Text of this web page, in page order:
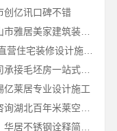
创亿讯口碑不错
佛山顺德专业家装装饰找佛山市雅居美家建筑装饰工程有限公司
浙江臻美新型建材有限公司 直营住宅装修设计施工婚房
苏州百年豪庭新材料有限公司承接毛坯房一站式装修施工
亿莱居专业设计施工